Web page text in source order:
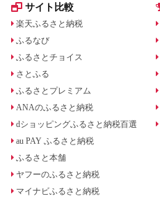
サイト比較
楽天ふるさと納税
ふるなび
ふるさとチョイス
さとふる
ふるさとプレミアム
ANAのふるさと納税
dショッピングふるさと納税百選
au PAY ふるさと納税
ふるさと本舗
ヤフーのふるさと納税
マイナビふるさと納税